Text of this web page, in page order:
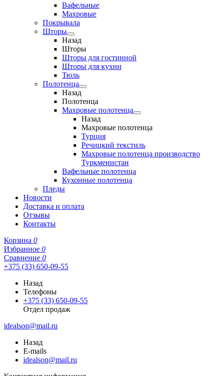
Вафельные
Махровые
Покрывала
Шторы
Назад
Шторы
Шторы для гостинной
Шторы для кухни
Тюль
Полотенца
Назад
Полотенца
Махровые полотенца
Назад
Махровые полотенца
Турция
Речицкий текстиль
Махровые полотенца производство
Туркменистан
Вафельные полотенца
Кухонные полотенца
Пледы
Новости
Доставка и оплата
Отзывы
Контакты
Корзина 0
Избранное 0
Сравнение 0
+375 (33) 650-09-55
Назад
Телефоны
+375 (33) 650-09-55
Отдел продаж
idealson@mail.ru
Назад
E-mails
idealson@mail.ru